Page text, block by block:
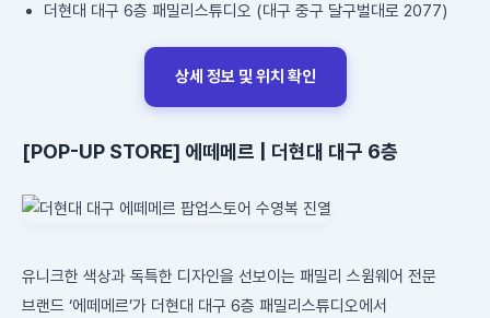
더현대 대구 6층 패밀리스튜디오 (대구 중구 달구벌대로 2077)
상세 정보 및 위치 확인
[POP-UP STORE] 에떼메르 | 더현대 대구 6층
유니크한 색상과 독특한 디자인을 선보이는 패밀리 스윔웨어 전문
브랜드 ‘에떼메르’가 더현대 대구 6층 패밀리스튜디오에서